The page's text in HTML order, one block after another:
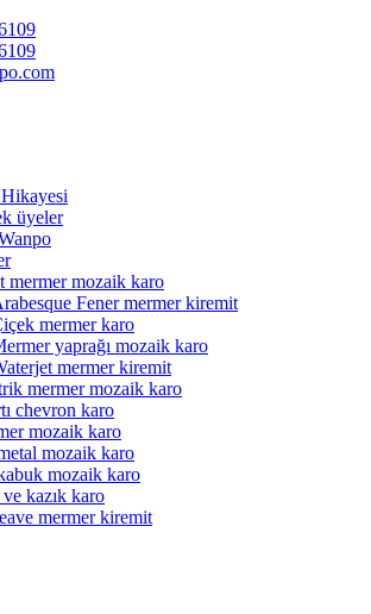
üyeler
mermer mozaik karo
Fener mermer kiremit
mermer karo
yaprağı mozaik karo
mermer kiremit
mermer mozaik karo
chevron karo
mozaik karo
mozaik karo
mozaik karo
kazık karo
mermer kiremit